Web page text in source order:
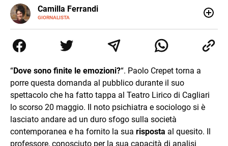
Camilla Ferrandi
GIORNALISTA
E-
MAIL
LINKEDIN
di trasformare la passione per la scrittura in un lavoro, e
da lì non mi sono più fermata. L’attualità è il mio pane
mente.
“Dove sono finite le emozioni?“. Paolo Crepet torna a
porre questa domanda al pubblico durante il suo
spettacolo che ha fatto tappa al Teatro Lirico di Cagliari
lo scorso 20 maggio. Il noto psichiatra e sociologo si è
lasciato andare ad un duro sfogo sulla società
contemporanea e ha fornito la sua risposta al quesito. Il
professore, conosciuto per la sua capacità di analisi